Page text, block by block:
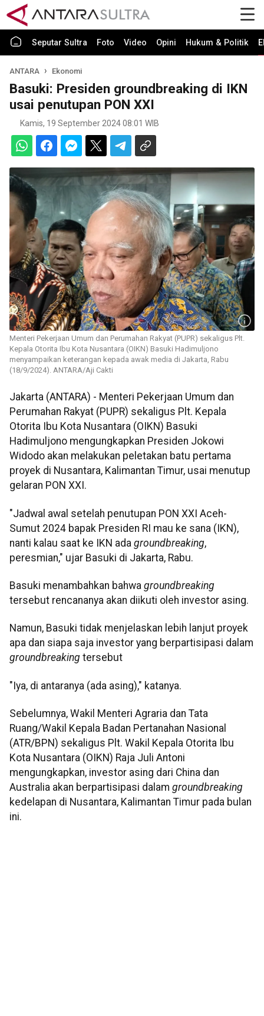
Seputar Sultra Foto Video Opini Hukum & Politik
ANTARA Ekonomi
Basuki: Presiden groundbreaking di IKN
usai penutupan PON XXI
Kamis, 19 September 2024 08:01 WIB
Menteri Pekerjaan Umum dan Perumahan Rakyat (PUPR) sekaligus Plt.
Kepala Otorita Ibu Kota Nusantara (OIKN) Basuki Hadimuljono
menyampaikan keterangan kepada awak media di Jakarta, Rabu
(18/9/2024). ANTARA/Aji Cakti
Jakarta (ANTARA) - Menteri Pekerjaan Umum dan
Perumahan Rakyat (PUPR) sekaligus Plt. Kepala
Otorita Ibu Kota Nusantara (OIKN) Basuki
Hadimuljono mengungkapkan Presiden Jokowi
Widodo akan melakukan peletakan batu pertama
proyek di Nusantara, Kalimantan Timur, usai menutup
gelaran PON XXI.
"Jadwal awal setelah penutupan PON XXI Aceh-
Sumut 2024 bapak Presiden RI mau ke sana (IKN),
nanti kalau saat ke IKN ada groundbreaking,
peresmian," ujar Basuki di Jakarta, Rabu.
Basuki menambahkan bahwa groundbreaking
tersebut rencananya akan diikuti oleh investor asing.
Namun, Basuki tidak menjelaskan lebih lanjut proyek
apa dan siapa saja investor yang berpartisipasi dalam
groundbreaking tersebut
"Iya, di antaranya (ada asing)," katanya.
Sebelumnya, Wakil Menteri Agraria dan Tata
Ruang/Wakil Kepala Badan Pertanahan Nasional
(ATR/BPN) sekaligus Plt. Wakil Kepala Otorita Ibu
Kota Nusantara (OIKN) Raja Juli Antoni
mengungkapkan, investor asing dari China dan
Australia akan berpartisipasi dalam groundbreaking
kedelapan di Nusantara, Kalimantan Timur pada bulan
ini.